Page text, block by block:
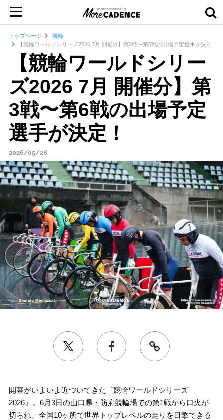
トップページ
競輪
【競輪ワールドシリーズ2026 7月 開催分】第3戦〜第6戦の出場予定選手が決定！
【競輪ワールドシリー
ズ2026 7月 開催分】第
3戦〜第6戦の出場予定
選手が決定！
2026/05/28
開幕がいよいよ近づいてきた『競輪ワールドシリーズ
2026』。6月3日の山口県・防府競輪場での第1戦から口火が
切られ、全国10ヶ所で世界トップレベルの走りを目撃できる